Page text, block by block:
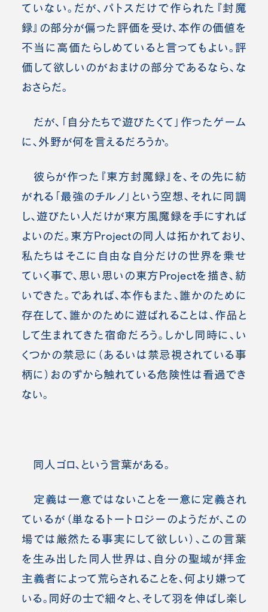
ていない。だが、パトスだけで作られた『封魔
録』の部分が偏った評価を受け、本作の価値を
不当に高価たらしめていると言ってもよい。評
価して欲しいのがおまけの部分であるなら、な
おさらだ。
だが、「自分たちで遊びたくて」作ったゲーム
に、外野が何を言えるだろうか。
彼らが作った『東方封魔録』を、その先に紡
がれる「最強のチルノ」という空想、それに同調
し、遊びたい人だけが東方風魔録を手にすれば
よいのだ。東方Projectの同人は拓かれており、
私たちはそこに自由な自分だけの世界を乗せ
ていく事で、思い思いの東方Projectを描き、紡
いできた。であれば、本作もまた、誰かのために
存在して、誰かのために遊ばれることは、作品と
して生まれてきた宿命だろう。しかし同時に、い
くつかの禁忌に（あるいは禁忌視されている事
柄に）おのずから触れている危険性は看過でき
ない。
同人ゴロ、という言葉がある。
定義は一意ではないことを一意に定義され
ているが（単なるトートロジーのようだが、この
場では厳然たる事実にして欲しい）、この言葉
を生み出した同人世界は、自分の聖域が拝金
主義者によって荒らされることを、何より嫌って
いる。同好の士で細々と、そして羽を伸ばし楽し